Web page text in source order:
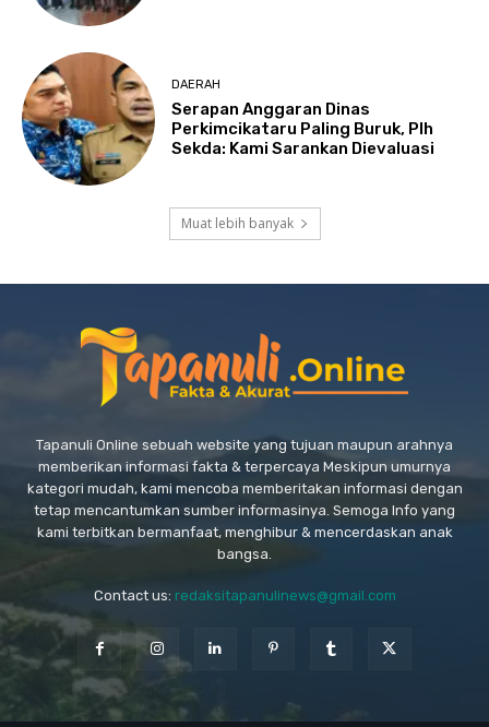
DAERAH
Serapan Anggaran Dinas
Perkimcikataru Paling Buruk, Plh
Sekda: Kami Sarankan Dievaluasi
Muat lebih banyak
Tapanuli Online sebuah website yang tujuan maupun arahnya
memberikan informasi fakta & terpercaya Meskipun umurnya
kategori mudah, kami mencoba memberitakan informasi dengan
tetap mencantumkan sumber informasinya. Semoga Info yang
kami terbitkan bermanfaat, menghibur & mencerdaskan anak
bangsa.
Contact us: redaksitapanulinews@gmail.com